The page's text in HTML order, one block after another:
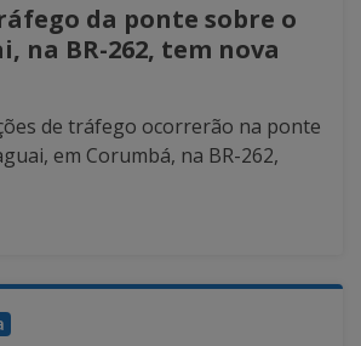
da ponte sobre o
na BR-262, tem nova
de tráfego ocorrerão na ponte
em Corumbá, na BR-262,